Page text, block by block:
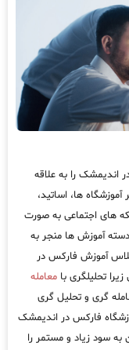
اندیمشک را به علاقه
ها، اساتید،
های اجتماعی به صورت
آموزش ها منجر به
آموزش فارکس در
تحلیلگری با معامله
گری و تحلیل گری
فارکس در اندیمشک
سود زیاد و مستمر را